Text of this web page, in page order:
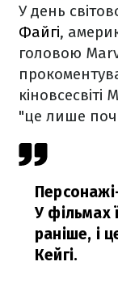
У день
Файгі,
головою
"це лише
У фільмах
раніше, і
Кейгі.